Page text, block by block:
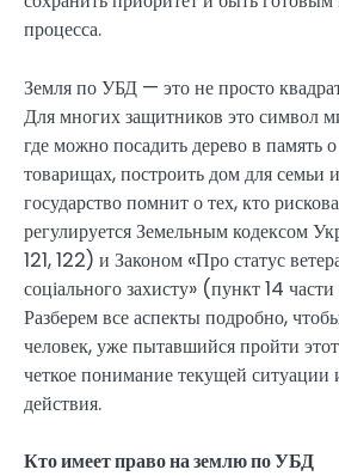
процесса.
Земля по УБД — это не просто
Для многих защитников это символ
где можно посадить дерево в память
товарищах, построить дом для семьи
государство помнит о тех, кто
регулируется Земельным кодексом
121, 122) и Законом «Про статус
соціального захисту» (пункт 14
Разберем все аспекты подробно,
человек, уже пытавшийся пройти
четкое понимание текущей ситуации
действия.
Кто имеет право на землю по УБД